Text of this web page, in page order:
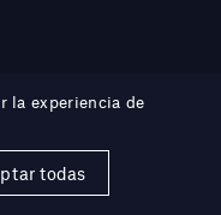
la experiencia de
todas